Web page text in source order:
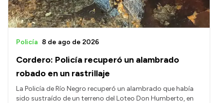
Cordero: Policía recuperó un alambrado
robado en un rastrillaje
Policía 8 de ago de 2026
La Policía de Río Negro recuperó un alambrado que había
sido sustraído de un terreno del Loteo Don Humberto, en